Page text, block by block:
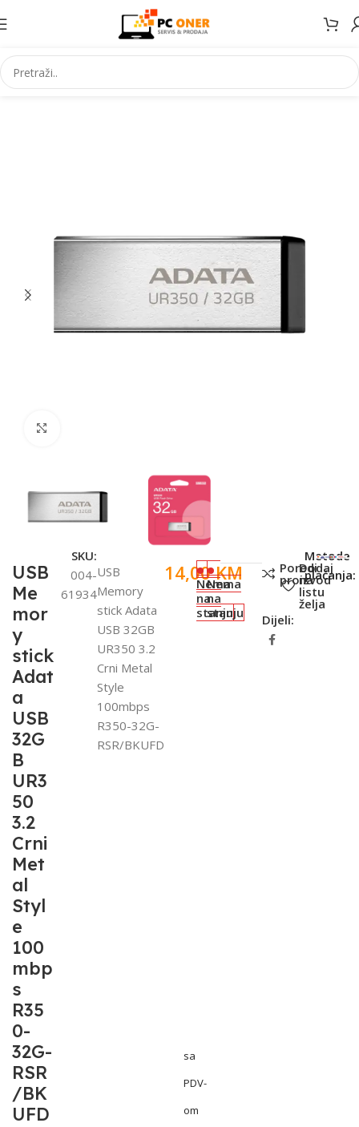
Početna Informatika USB stick. i mem. kartice USB stickovi
USB
Me
mor
y
stick
Adat
a
USB
32G
B
UR3
50
3.2
Crni
Met
al
Styl
e
100
mbp
s
R35
0-
32G-
RSR
/BK
UFD
SKU:
004-
61934
USB
Memory
stick Adata
USB 32GB
UR350 3.2
Crni Metal
Style
100mbps
R350-32G-
RSR/BKUFD
14,00KM
sa
PDV-
om
Nema
na
stanju
Nema
na
stanju
Poredi
proizvod
Dodaj
na
listu
želja
Dijeli:
Metode
plaćanja: